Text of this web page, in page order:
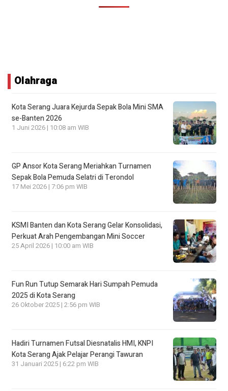
Olahraga
Kota Serang Juara Kejurda Sepak Bola Mini SMA
se-Banten 2026
1 Juni 2026 | 10:08 am WIB
GP Ansor Kota Serang Meriahkan Turnamen
Sepak Bola Pemuda Selatri di Terondol
17 Mei 2026 | 7:06 pm WIB
KSMI Banten dan Kota Serang Gelar Konsolidasi,
Perkuat Arah Pengembangan Mini Soccer
25 April 2026 | 10:00 am WIB
Fun Run Tutup Semarak Hari Sumpah Pemuda
2025 di Kota Serang
26 Oktober 2025 | 2:56 pm WIB
Hadiri Turnamen Futsal Diesnatalis HMI, KNPI
Kota Serang Ajak Pelajar Perangi Tawuran
31 Januari 2025 | 6:22 pm WIB